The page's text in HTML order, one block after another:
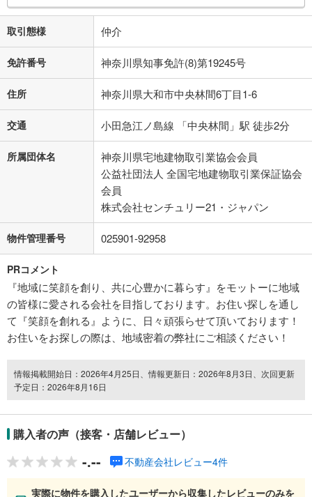
取引態様 仲介
免許番号 神奈川県知事免許(8)第19245号
住所 神奈川県大和市中央林間6丁目1-6
交通 小田急江ノ島線 「中央林間」駅 徒歩2分
所属団体名
神奈川県宅地建物取引業協会会員
公益社団法人 全国宅地建物取引業保証協会
会員
株式会社センチュリー21・ジャパン
物件管理番号 025901-92958
PRコメント
『地域に笑顔を創り、共に心豊かに暮らす』をモットーに地域
の皆様に愛される会社を目指しております。お住い探しを通し
て『笑顔を創れる』ように、日々頑張らせて頂いております！
お住いをお探しの際は、地域密着の弊社にご相談ください！
情報掲載開始日：2026年4月25日、情報更新日：2026年8月3日、次回更新
予定日：2026年8月16日
購入者の声（接客・店舗レビュー）
-.-- 不動産会社レビュー4件
実際に物件を購入したユーザーから収集したレビューのみを